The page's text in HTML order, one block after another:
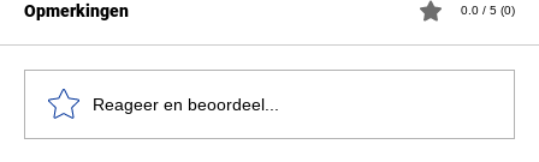
Opmerkingen 0.0 / 5 (0)
Reageer en beoordeel...